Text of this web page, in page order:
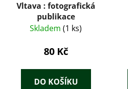
Vltava : fotografická
publikace
Skladem (1 ks)
80 Kč
DO KOŠÍKU